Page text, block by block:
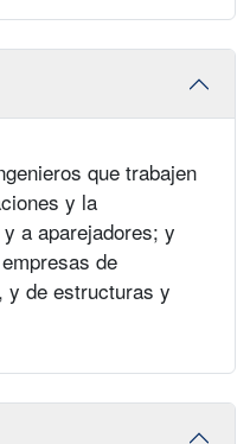
que trabajen
y la
a aparejadores; y
de
y de estructuras y